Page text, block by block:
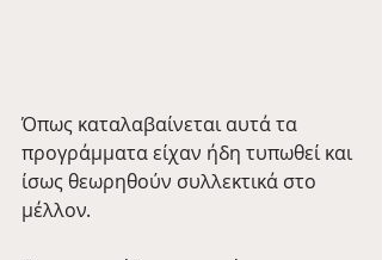
Όπως καταλαβαίνεται αυτά τα
προγράμματα είχαν ήδη τυπωθεί και
ίσως θεωρηθούν συλλεκτικά στο
μέλλον.